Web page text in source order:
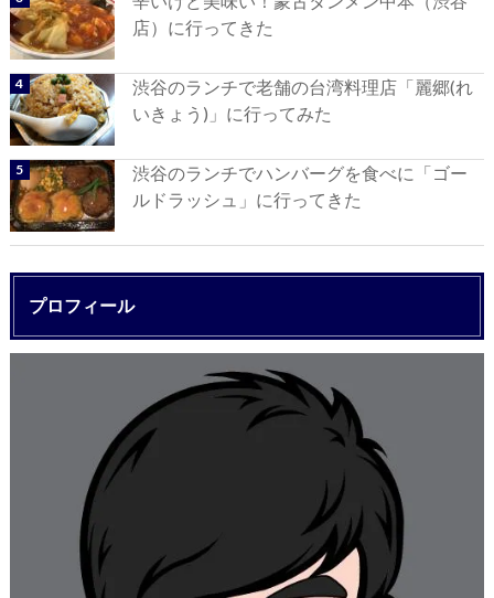
店）に行ってきた
渋谷のランチで老舗の台湾料理店「麗郷(れ
いきょう)」に行ってみた
渋谷のランチでハンバーグを食べに「ゴー
ルドラッシュ」に行ってきた
プロフィール